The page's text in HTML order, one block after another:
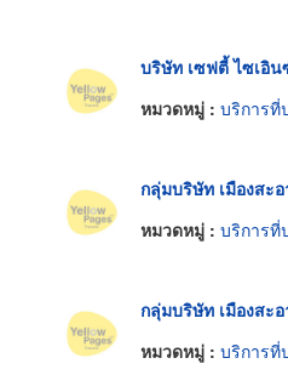
บริษัท เซฟตี้ ไซเอิ
หมวดหมู่ : บริการที่
กลุ่มบริษัท เมืองสะ
หมวดหมู่ : บริการที่
กลุ่มบริษัท เมืองสะ
หมวดหมู่ : บริการที่